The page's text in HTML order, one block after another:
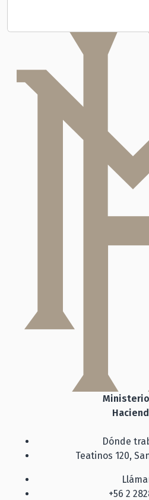
Dónde
Teatinos 120,
+56 2